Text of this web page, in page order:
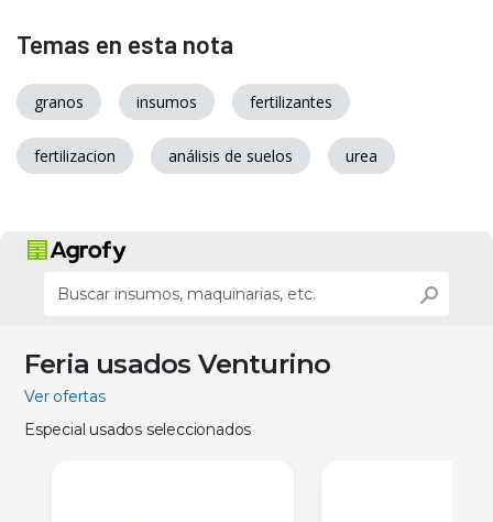
Temas en esta nota
granos insumos fertilizantes
fertilizacion análisis de suelos urea
Feria usados Venturino
Ver ofertas
Especial usados seleccionados